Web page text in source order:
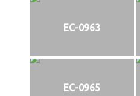
EC-0963
EC-0965